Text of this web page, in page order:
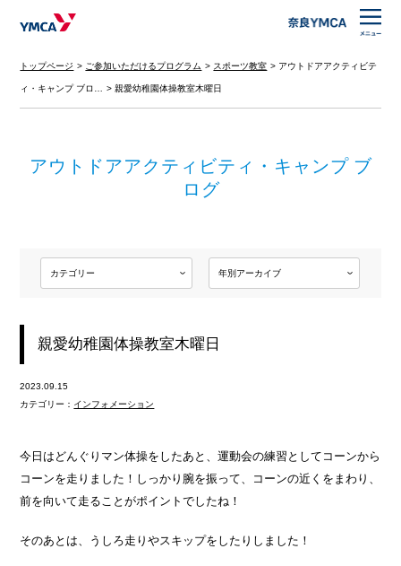
トップページ ご参加いただけるプログラム スポーツ教室 アウトドアアクティビテ
ィ・キャンプ ブロ… 親愛幼稚園体操教室木曜日
アウトドアアクティビティ・キャンプ ブ
ログ
親愛幼稚園体操教室木曜日
2023.09.15
カテゴリー： インフォメーション
今日はどんぐりマン体操をしたあと、運動会の練習としてコーンから
コーンを走りました！しっかり腕を振って、コーンの近くをまわり、
前を向いて走ることがポイントでしたね！
そのあとは、うしろ走りやスキップをしたりしました！